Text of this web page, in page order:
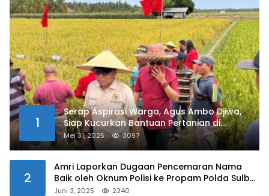
1
Serap Aspirasi Warga, Agus Ambo Djiwa,
Siap Kucurkan Bantuan Pertanian di
Kalukku
Mei 31, 2025 3097
2
Amri Laporkan Dugaan Pencemaran Nama
Baik oleh Oknum Polisi ke Propam Polda Sulbar
Juni 3, 2025 2340